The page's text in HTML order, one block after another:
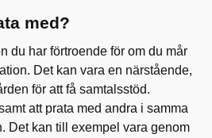
med?
du har förtroende för om du mår
Det kan vara en närstående,
för att få samtalsstöd.
att prata med andra i samma
Det kan till exempel vara genom